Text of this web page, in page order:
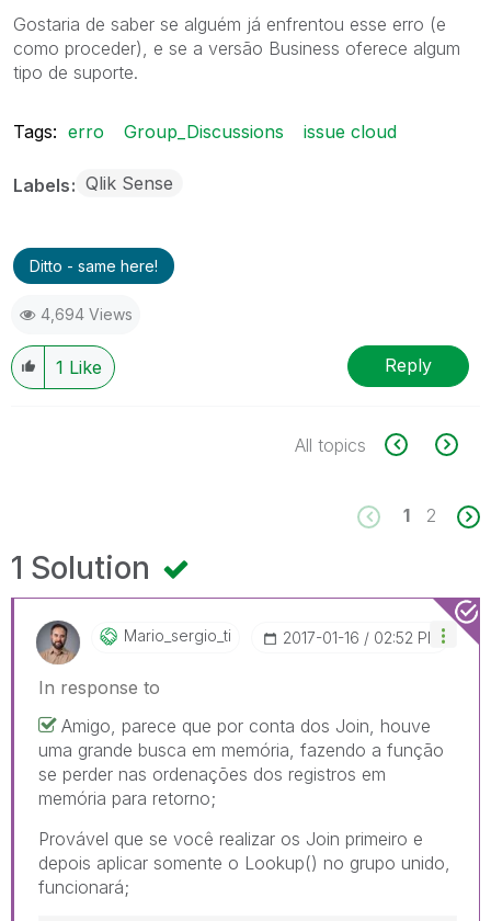
Gostaria de saber se alguém já enfrentou esse erro (e
como proceder), e se a versão Business oferece algum
tipo de suporte.
Tags: erro Group_Discussions issue cloud
Labels Qlik Sense
Ditto - same here!
4,694 Views
1 Like Reply
All topics
1 2
1 Solution
Mario_sergio_ti ‎2017-01-16 02:52 PM
In response to
Amigo, parece que por conta dos Join, houve
uma grande busca em memória, fazendo a função
se perder nas ordenações dos registros em
memória para retorno;
Provável que se você realizar os Join primeiro e
depois aplicar somente o Lookup() no grupo unido,
funcionará;